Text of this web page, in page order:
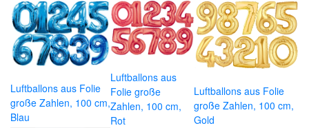
Luftballons aus Folie
große Zahlen, 100 cm,
Blau
Luftballons aus
Folie große
Zahlen, 100 cm,
Rot
Luftballons aus Folie
große Zahlen, 100 cm,
Gold